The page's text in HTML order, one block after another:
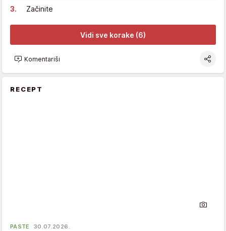
Začinite
Vidi sve korake (6)
Komentariši
RECEPT
PASTE 30.07.2026.